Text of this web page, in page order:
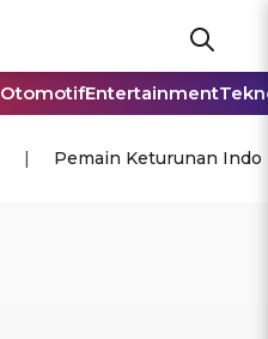
OtomotifEntertainment
Pemain Keturunan